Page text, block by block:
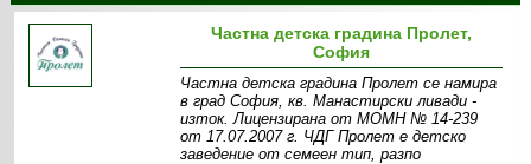
Частна детска градина Пролет,
София
Частна детска градина Пролет се намира
в град София, кв. Манастирски ливади -
изток. Лицензирана от МОМН № 14-239
от 17.07.2007 г. ЧДГ Пролет е детско
заведение от семеен тип, разпо